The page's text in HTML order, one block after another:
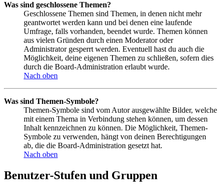
Was sind geschlossene Themen?
Geschlossene Themen sind Themen, in denen nicht mehr
geantwortet werden kann und bei denen eine laufende
Umfrage, falls vorhanden, beendet wurde. Themen können
aus vielen Gründen durch einen Moderator oder
Administrator gesperrt werden. Eventuell hast du auch die
Möglichkeit, deine eigenen Themen zu schließen, sofern dies
durch die Board-Administration erlaubt wurde.
Nach oben
Was sind Themen-Symbole?
Themen-Symbole sind vom Autor ausgewählte Bilder, welche
mit einem Thema in Verbindung stehen können, um dessen
Inhalt kennzeichnen zu können. Die Möglichkeit, Themen-
Symbole zu verwenden, hängt von deinen Berechtigungen
ab, die die Board-Administration gesetzt hat.
Nach oben
Benutzer-Stufen und Gruppen